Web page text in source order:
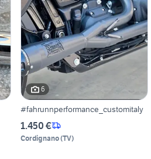
6
#fahrunnperformance_customitaly
1.450 €
Cordignano(TV)